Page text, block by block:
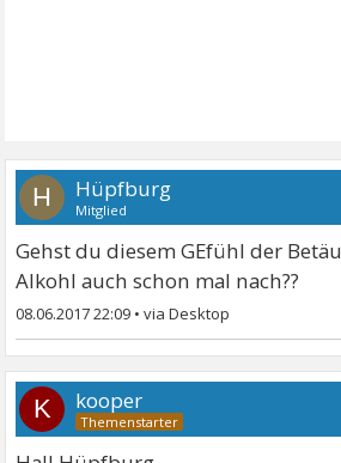
H Hüpfburg
Mitglied
Gehst du diesem GEfühl der
Alkohl auch schon mal nach??
08.06.2017 22:09 •
K kooper